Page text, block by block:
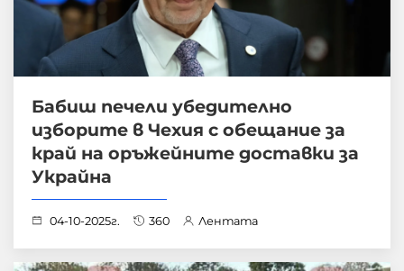
Бабиш печели убедително
изборите в Чехия с обещание за
край на оръжейните доставки за
Украйна
04-10-2025г. 360 Лентата